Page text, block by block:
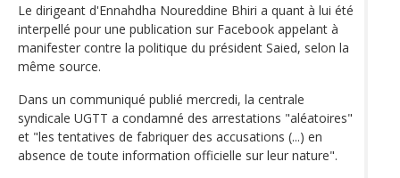
Le dirigeant d'Ennahdha Noureddine Bhiri a quant à lui été
interpellé pour une publication sur Facebook appelant à
manifester contre la politique du président Saied, selon la
même source.
Dans un communiqué publié mercredi, la centrale
syndicale UGTT a condamné des arrestations "aléatoires"
et "les tentatives de fabriquer des accusations (...) en
absence de toute information officielle sur leur nature".